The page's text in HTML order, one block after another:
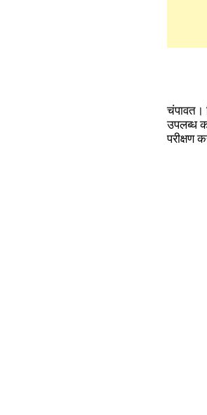
चंपावत।
उपलब्ध
परीक्षण